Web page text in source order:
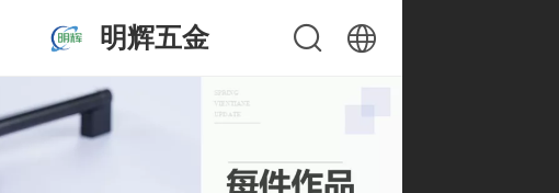
明辉五金
中文
English